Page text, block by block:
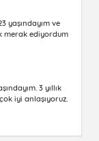
yaşındayım ve
merak ediyordum
3 yıllık
iyi anlaşıyoruz.